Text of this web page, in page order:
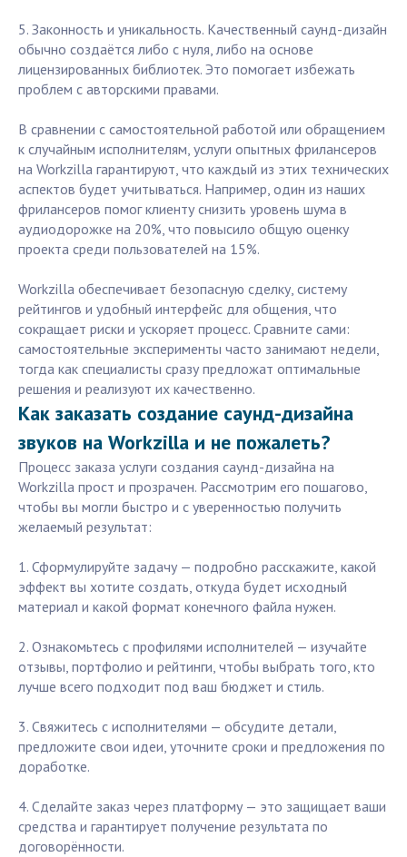
5. Законность и уникальность. Качественный саунд-дизайн
обычно создаётся либо с нуля, либо на основе
лицензированных библиотек. Это помогает избежать
проблем с авторскими правами.
В сравнении с самостоятельной работой или обращением
к случайным исполнителям, услуги опытных фрилансеров
на Workzilla гарантируют, что каждый из этих технических
аспектов будет учитываться. Например, один из наших
фрилансеров помог клиенту снизить уровень шума в
аудиодорожке на 20%, что повысило общую оценку
проекта среди пользователей на 15%.
Workzilla обеспечивает безопасную сделку, систему
рейтингов и удобный интерфейс для общения, что
сокращает риски и ускоряет процесс. Сравните сами:
самостоятельные эксперименты часто занимают недели,
тогда как специалисты сразу предложат оптимальные
решения и реализуют их качественно.
Как заказать создание саунд-дизайна
звуков на Workzilla и не пожалеть?
Процесс заказа услуги создания саунд-дизайна на
Workzilla прост и прозрачен. Рассмотрим его пошагово,
чтобы вы могли быстро и с уверенностью получить
желаемый результат:
1. Сформулируйте задачу — подробно расскажите, какой
эффект вы хотите создать, откуда будет исходный
материал и какой формат конечного файла нужен.
2. Ознакомьтесь с профилями исполнителей — изучайте
отзывы, портфолио и рейтинги, чтобы выбрать того, кто
лучше всего подходит под ваш бюджет и стиль.
3. Свяжитесь с исполнителями — обсудите детали,
предложите свои идеи, уточните сроки и предложения по
доработке.
4. Сделайте заказ через платформу — это защищает ваши
средства и гарантирует получение результата по
договорённости.